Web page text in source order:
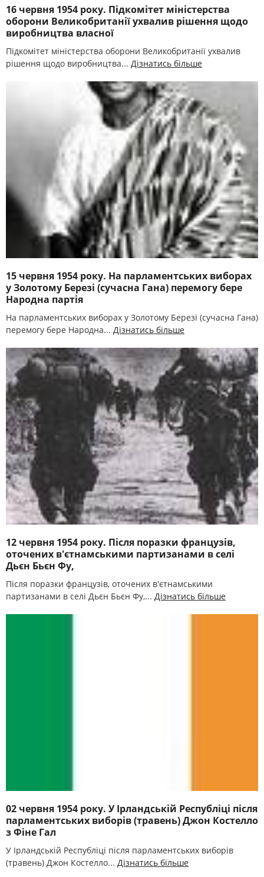
16 червня 1954 року. Підкомітет міністерства
оборони Великобританії ухвалив рішення щодо
виробництва власної
Підкомітет міністерства оборони Великобританії ухвалив
рішення щодо виробництва... Дізнатись більше
15 червня 1954 року. На парламентських виборах
у Золотому Березі (сучасна Гана) перемогу бере
Народна партія
На парламентських виборах у Золотому Березі (сучасна Гана)
перемогу бере Народна... Дізнатись більше
12 червня 1954 року. Після поразки французів,
оточених в'єтнамськими партизанами в селі
Дьєн Бьєн Фу,
Після поразки французів, оточених в'єтнамськими
партизанами в селі Дьєн Бьєн Фу,... Дізнатись більше
02 червня 1954 року. У Ірландській Республіці після
парламентських виборів (травень) Джон Костелло
з Фіне Гал
У Ірландській Республіці після парламентських виборів
(травень) Джон Костелло... Дізнатись більше